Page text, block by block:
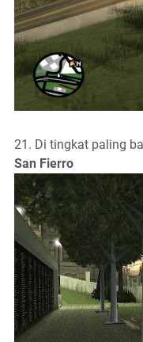
21. Di tingkat paling
San Fierro